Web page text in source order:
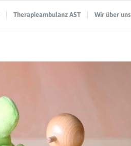
Therapieambulanz AST Wir über uns